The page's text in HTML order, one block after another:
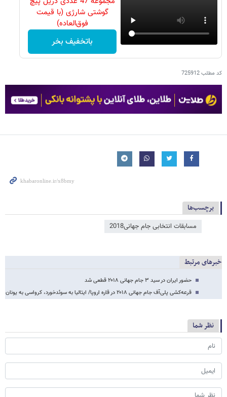
گوشتی شارژی‌ (با قیمت
فوق‌العاده)
باتخفیف بخر
کد مطلب725912
برچسب‌ها
مسابقات انتخابی جام جهانی2018
خبرهای مرتبط
حضور ایران در سید ۳ جام جهانی ۲۰۱۸ قطعی شد
قرعه‌کشی پلی‌آف جام جهانی ۲۰۱۸ در قاره اروپا/ ایتالیا به سوئدخورد، کرواسی به یونان
نظر شما